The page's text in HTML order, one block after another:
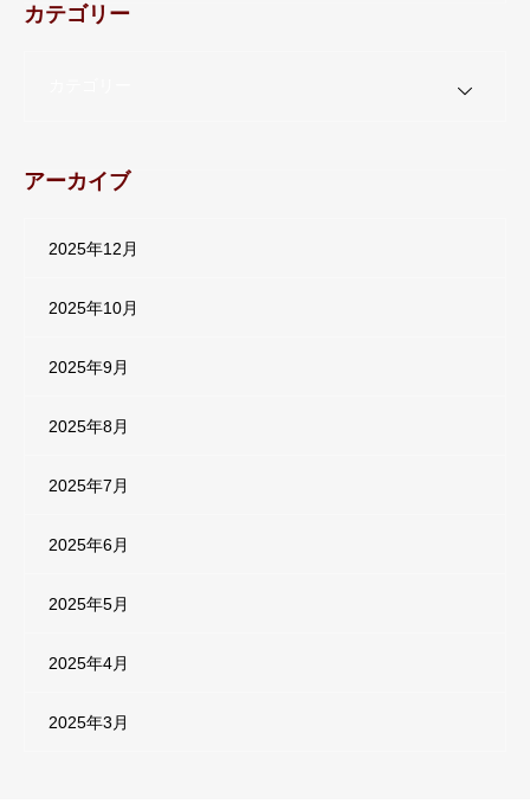
カテゴリー
アーカイブ
2025年12月
2025年10月
2025年9月
2025年8月
2025年7月
2025年6月
2025年5月
2025年4月
2025年3月